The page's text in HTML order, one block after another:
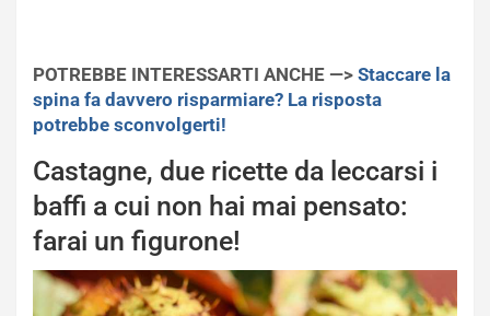
POTREBBE INTERESSARTI ANCHE —> Staccare la
spina fa davvero risparmiare? La risposta
potrebbe sconvolgerti!
Castagne, due ricette da leccarsi i
baffi a cui non hai mai pensato:
farai un figurone!